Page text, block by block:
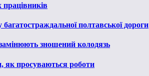
полтавської дороги
зношений колодязь
як просуваються роботи